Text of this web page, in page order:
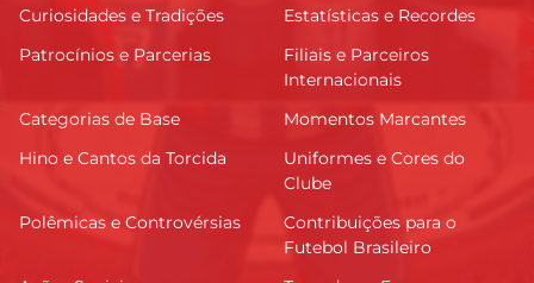
Curiosidades e Tradições
Estatísticas e Recordes
Patrocínios e Parcerias
Filiais e Parceiros
Internacionais
Categorias de Base
Momentos Marcantes
Hino e Cantos da Torcida
Uniformes e Cores do
Clube
Polêmicas e Controvérsias
Contribuições para o
Futebol Brasileiro